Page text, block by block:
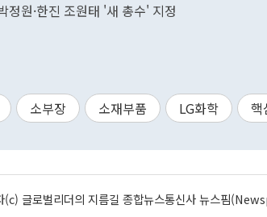
정원·한진 조원태 '새 총수' 지정
소부장 소재부품 LG화학 핵
(c) 글로벌리더의 지름길 종합뉴스통신사 뉴스핌